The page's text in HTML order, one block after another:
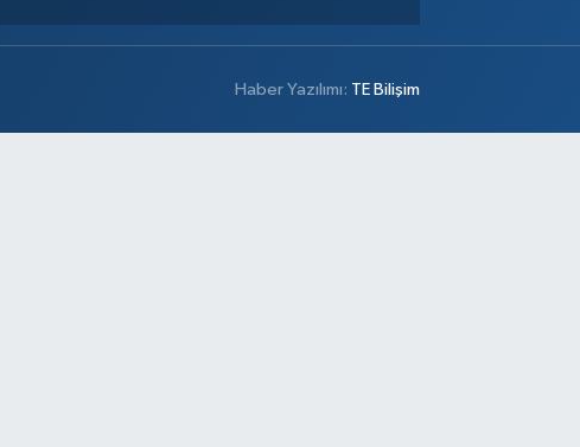
Haber Yazılımı: TE Bilişim